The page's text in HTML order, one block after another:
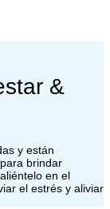
&
y están
brindar
en el
el estrés y aliviar